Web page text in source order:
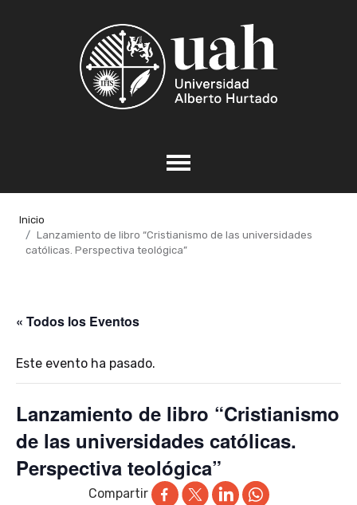
Inicio
Lanzamiento de libro “Cristianismo de las universidades
católicas. Perspectiva teológica”
« Todos los Eventos
Este evento ha pasado.
Lanzamiento de libro “Cristianismo
de las universidades católicas.
Perspectiva teológica”
Compartir